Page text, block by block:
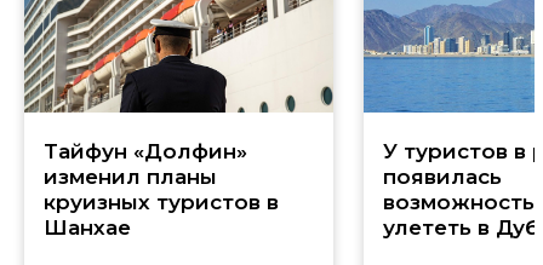
Тайфун «Долфин»
изменил планы
круизных туристов в
Шанхае
У туристов в
появилась
улететь в